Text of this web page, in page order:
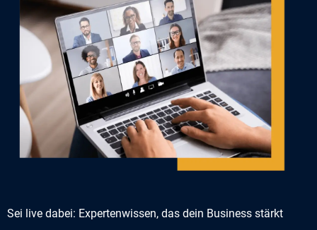
Sei live dabei: Expertenwissen, das dein Business stärkt